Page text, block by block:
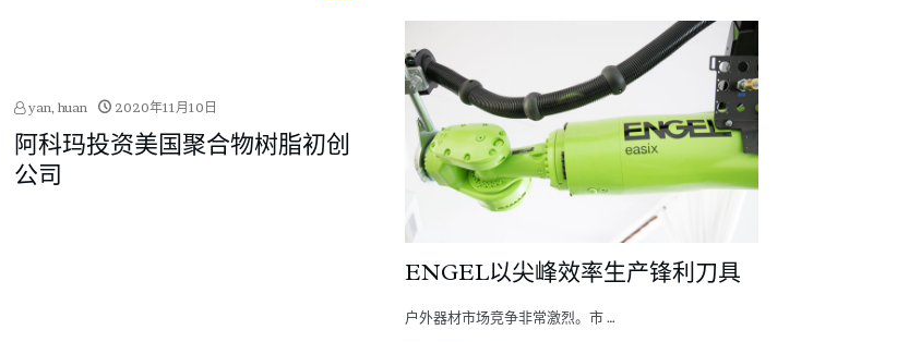
yan, huan 2020年11月10日
阿科玛投资美国聚合物树脂初创
公司
ENGEL以尖峰效率生产锋利刀具
户外器材市场竞争非常激烈。市 …